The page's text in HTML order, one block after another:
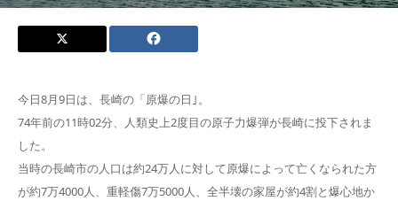
今日8月9日は、長崎の「原爆の日｣。
74年前の11時02分、人類史上2度目の原子力爆弾が長崎に投下されま
した。
当時の長崎市の人口は約24万人に対して原爆によって亡くなられた方
が約7万4000人、重軽傷7万5000人、全半壊の家屋が約4割と爆心地か